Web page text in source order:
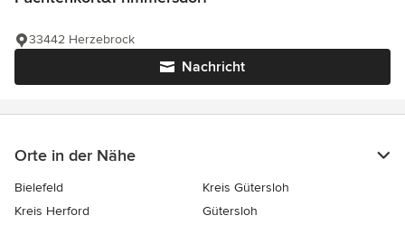
Nachricht
33442 Herzebrock
Orte in der Nähe
Bielefeld
Kreis Gütersloh
Kreis Herford
Gütersloh